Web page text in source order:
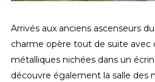
Arrivés aux anciens ascenseurs
charme opère tout de suite avec
métalliques nichées dans un
découvre également la salle des